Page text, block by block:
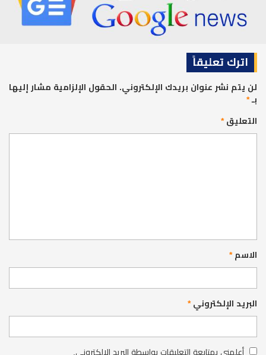
اترك تعليقاً
لن يتم نشر عنوان بريدك الإلكتروني. الحقول الإلزامية مشار إليها
بـ*
التعليق*
الاسم*
البريد الإلكتروني*
أعلمني بمتابعة التعليقات بواسطة البريد الإلكتروني.